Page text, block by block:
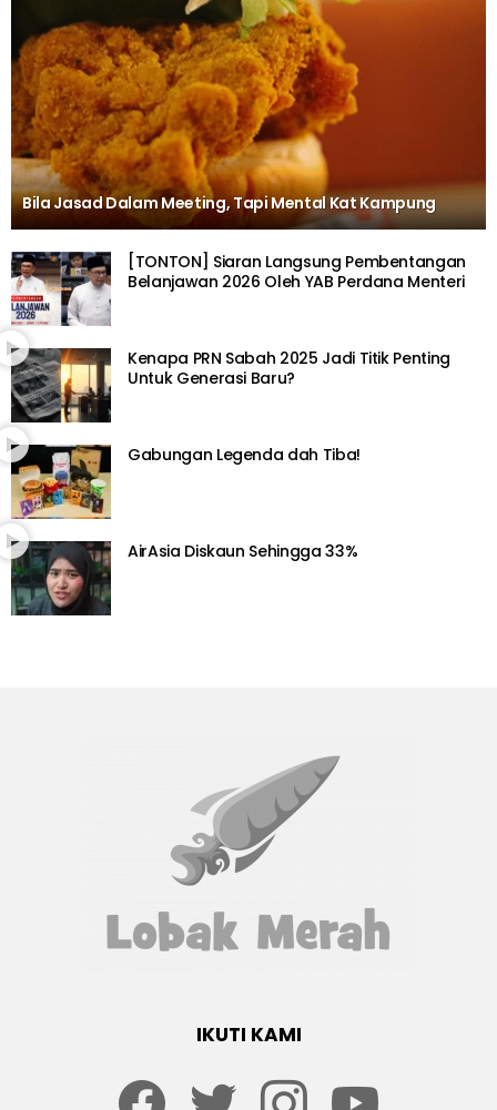
Bila Jasad Dalam Meeting, Tapi Mental Kat Kampung
[TONTON] Siaran Langsung Pembentangan
Belanjawan 2026 Oleh YAB Perdana Menteri
Kenapa PRN Sabah 2025 Jadi Titik Penting
Untuk Generasi Baru?
Gabungan Legenda dah Tiba!
AirAsia Diskaun Sehingga 33%
IKUTI KAMI